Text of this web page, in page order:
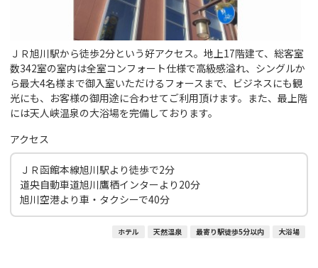
ＪＲ旭川駅から徒歩2分という好アクセス。地上17階建て、総客室
数342室の室内は全室コンフォート仕様で高級感溢れ、シングルか
ら最大4名様まで御入室いただけるフォースまで、ビジネスにも観
光にも、お客様の御用途に合わせてご利用頂けます。また、最上階
には天人峡温泉の大浴場を完備しております。
アクセス
ＪＲ函館本線旭川駅より徒歩で2分
道央自動車道旭川鷹栖インターより20分
旭川空港より車・タクシーで40分
ホテル 天然温泉 最寄り駅徒歩5分以内 大浴場